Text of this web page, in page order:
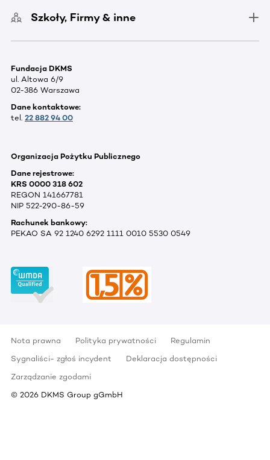
Szkoły, Firmy & inne
Fundacja DKMS
ul. Altowa 6/9
02-386 Warszawa
Dane kontaktowe:
tel. 22 882 94 00
Organizacja Pożytku Publicznego
Dane rejestrowe:
KRS 0000 318 602
REGON 141667781
NIP 522-290-86-59
Rachunek bankowy:
PEKAO SA 92 1240 6292 1111 0010 5530 0549
Nota prawna Polityka prywatności
Regulamin
Sygnaliści- zgłoś incydent
Deklaracja dostępności
Zarządzanie zgodami
© 2026 DKMS Group gGmbH